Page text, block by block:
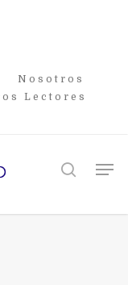
Nosotros
Lectores
search